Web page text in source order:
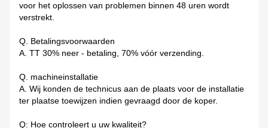
voor het oplossen van problemen binnen 48 uren wordt
verstrekt.
Q. Betalingsvoorwaarden
A. TT 30% neer - betaling, 70% vóór verzending.
Q. machineinstallatie
A. Wij konden de technicus aan de plaats voor de installatie
ter plaatse toewijzen indien gevraagd door de koper.
Q: Hoe controleert u uw kwaliteit?